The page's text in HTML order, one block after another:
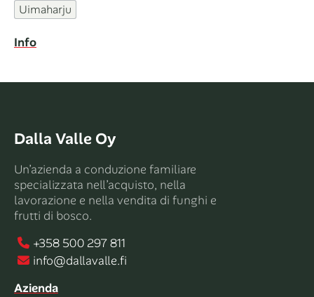
Uimaharju
Info
Dalla Valle Oy
Un’azienda a conduzione familiare
specializzata nell’acquisto, nella
lavorazione e nella vendita di funghi e
frutti di bosco.
+358 500 297 811
info@dallavalle.fi
Azienda